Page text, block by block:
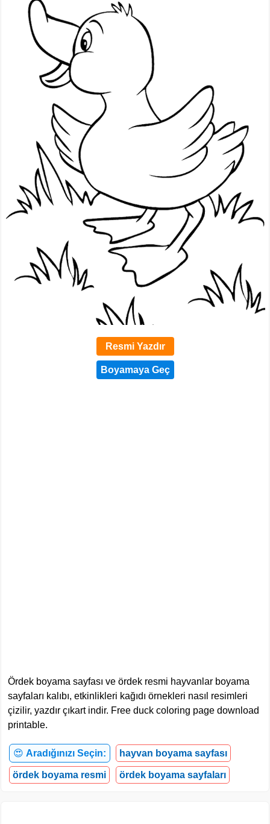
Resmi Yazdır
Ördek boyama sayfası ve ördek resmi hayvanlar boyama
sayfaları kalıbı, etkinlikleri kağıdı örnekleri nasıl resimleri
çizilir, yazdır çıkart indir. Free duck coloring page download
printable.
😍 Aradığınızı Seçin: hayvan boyama sayfası
ördek boyama resmi ördek boyama sayfaları